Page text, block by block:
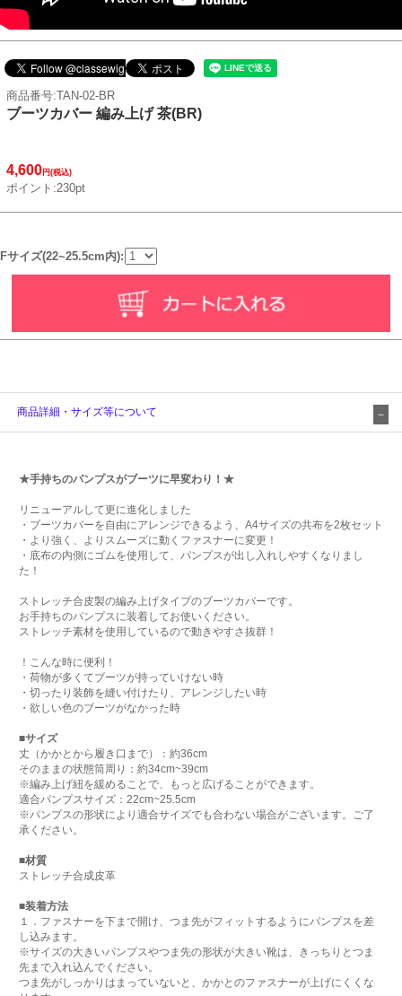
商品番号:TAN-02-BR
ブーツカバー 編み上げ 茶(BR)
4,600円(税込)
ポイント:230pt
Fサイズ(22~25.5cm内):
商品詳細・サイズ等について
★手持ちのパンプスがブーツに早変わり！★
リニューアルして更に進化しました
・ブーツカバーを自由にアレンジできるよう、A4サイズの共布を2枚セット
・より強く、よりスムーズに動くファスナーに変更！
・底布の内側にゴムを使用して、パンプスが出し入れしやすくなりまし
た！
ストレッチ合皮製の編み上げタイプのブーツカバーです。
お手持ちのパンプスに装着してお使いください。
ストレッチ素材を使用しているので動きやすさ抜群！
！こんな時に便利！
・荷物が多くてブーツが持っていけない時
・切ったり装飾を縫い付けたり、アレンジしたい時
・欲しい色のブーツがなかった時
■サイズ
丈（かかとから履き口まで）：約36cm
そのままの状態筒周り：約34cm~39cm
※編み上げ紐を緩めることで、もっと広げることができます。
適合パンプスサイズ：22cm~25.5cm
※パンプスの形状により適合サイズでも合わない場合がございます。ご了
承ください。
■材質
ストレッチ合成皮革
■装着方法
１．ファスナーを下まで開け、つま先がフィットするようにパンプスを差
し込みます。
※サイズの大きいパンプスやつま先の形状が大きい靴は、きっちりとつま
先まで入れ込んでください。
つま先がしっかりはまっていないと、かかとのファスナーが上げにくくな